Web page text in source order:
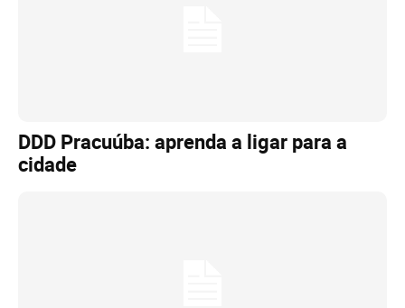
DDD Pracuúba: aprenda a ligar para a
cidade